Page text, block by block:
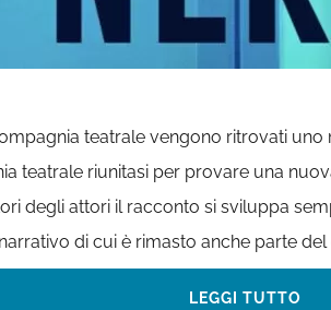
teatrale vengono ritrovati
teatrale riunitasi per provare una
degli attori il racconto si sviluppa
di cui è rimasto anche parte del
LEGGI TUTTO